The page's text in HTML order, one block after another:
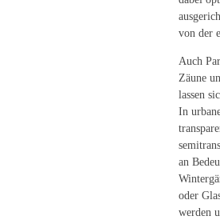
von der
Auch
Zäune
lassen
In
an
oder
werden